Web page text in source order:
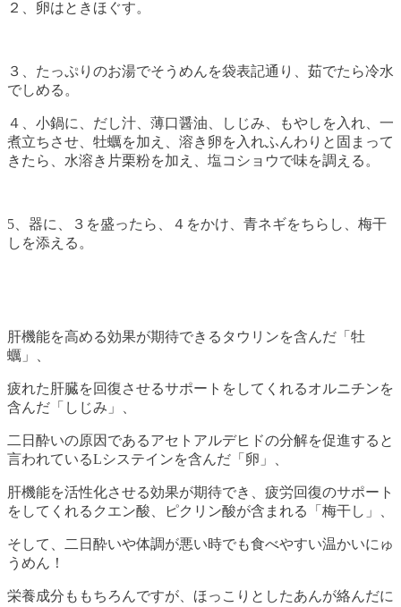
２、卵はときほぐす。
３、たっぷりのお湯でそうめんを袋表記通り、茹でたら冷水
でしめる。
４、小鍋に、だし汁、薄口醤油、しじみ、もやしを入れ、一
煮立ちさせ、牡蠣を加え、溶き卵を入れふんわりと固まって
きたら、水溶き片栗粉を加え、塩コショウで味を調える。
5、器に、３を盛ったら、４をかけ、青ネギをちらし、梅干
しを添える。
肝機能を高める効果が期待できるタウリンを含んだ「牡
蠣」、
疲れた肝臓を回復させるサポートをしてくれるオルニチンを
含んだ「しじみ」、
二日酔いの原因であるアセトアルデヒドの分解を促進すると
言われているLシステインを含んだ「卵」、
肝機能を活性化させる効果が期待でき、疲労回復のサポート
をしてくれるクエン酸、ピクリン酸が含まれる「梅干し」、
そして、二日酔いや体調が悪い時でも食べやすい温かいにゅ
うめん！
栄養成分ももちろんですが、ほっこりとしたあんが絡んだに